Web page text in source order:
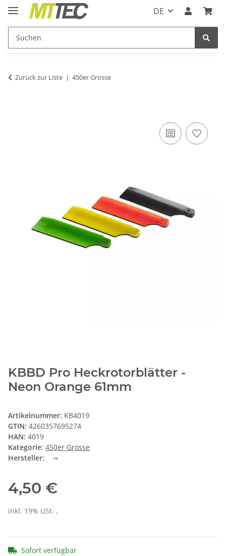
DE
Zurück zur Liste 450er Grösse
KBBD Pro Heckrotorblätter -
Neon Orange 61mm
Artikelnummer: KB4019
GTIN: 4260357695274
HAN: 4019
Kategorie: 450er Grösse
Hersteller:
4,50 €
inkl. 19% USt. ,
Sofort verfügbar